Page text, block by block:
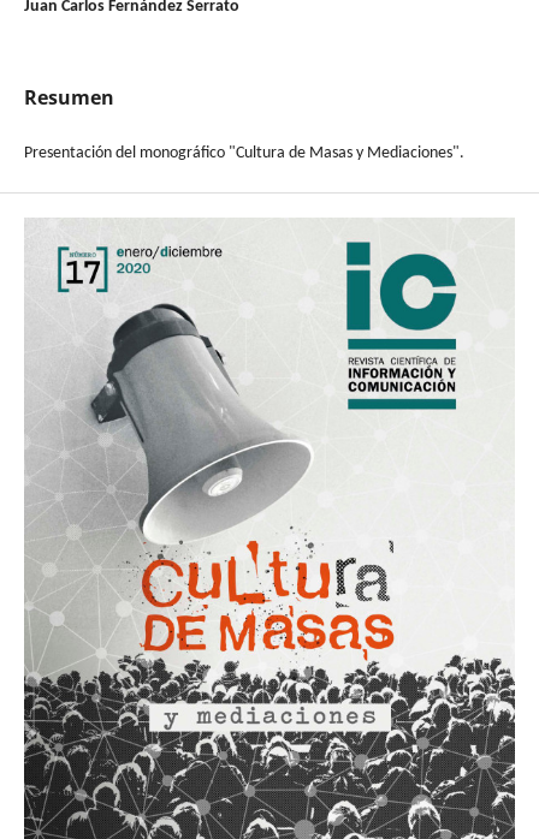
Juan Carlos Fernández Serrato
Resumen
Presentación del monográfico "Cultura de Masas y Mediaciones".